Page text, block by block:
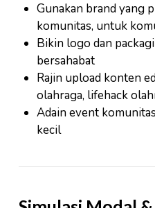
Gunakan brand yang
komunitas, untuk
Bikin logo dan
bersahabat
Rajin upload konten
olahraga, lifehack
Adain event
kecil